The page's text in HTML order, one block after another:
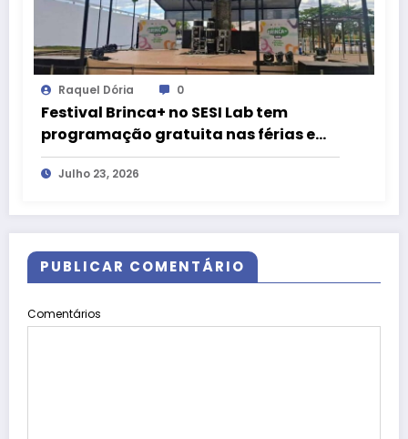
Raquel Dória 0
Festival Brinca+ no SESI Lab tem
programação gratuita nas férias em
Brasília
Julho 23, 2026
PUBLICAR COMENTÁRIO
Comentários